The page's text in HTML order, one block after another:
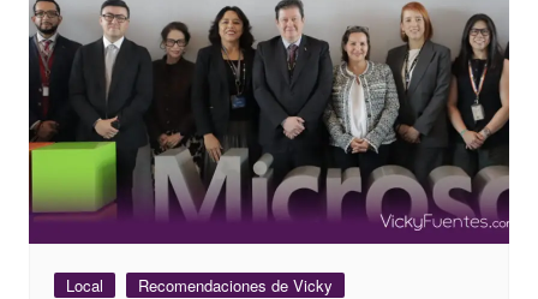
Local Recomendaciones de Vicky